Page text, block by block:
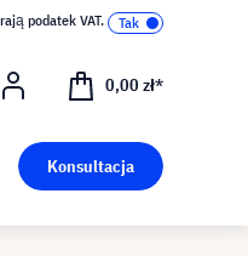
podatek VAT.
0,00 zł*
Konsultacja